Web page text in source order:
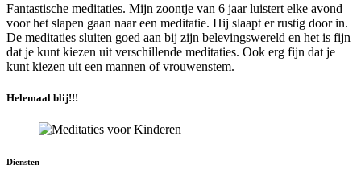
Fantastische meditaties. Mijn zoontje van 6 jaar luistert elke avond
voor het slapen gaan naar een meditatie. Hij slaapt er rustig door in.
De meditaties sluiten goed aan bij zijn belevingswereld en het is fijn
dat je kunt kiezen uit verschillende meditaties. Ook erg fijn dat je
kunt kiezen uit een mannen of vrouwenstem.
Helemaal blij!!!
Diensten